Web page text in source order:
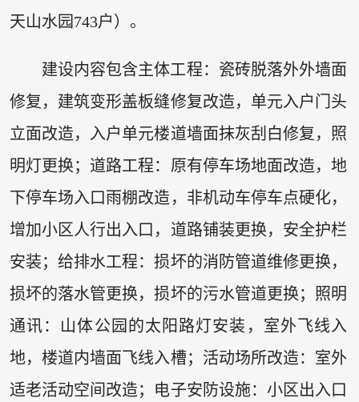
天山水园743户）。
建设内容包含主体工程：瓷砖脱落外外墙面
修复，建筑变形盖板缝修复改造，单元入户门头
立面改造，入户单元楼道墙面抹灰刮白修复，照
明灯更换；道路工程：原有停车场地面改造，地
下停车场入口雨棚改造，非机动车停车点硬化，
增加小区人行出入口，道路铺装更换，安全护栏
安装；给排水工程：损坏的消防管道维修更换，
损坏的落水管更换，损坏的污水管道更换；照明
通讯：山体公园的太阳路灯安装，室外飞线入
地，楼道内墙面飞线入槽；活动场所改造：室外
适老活动空间改造；电子安防设施：小区出入口